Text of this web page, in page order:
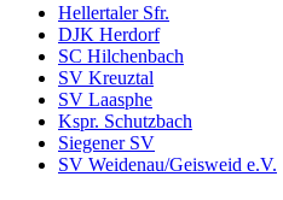
Hellertaler Sfr.
DJK Herdorf
SC Hilchenbach
SV Kreuztal
SV Laasphe
Kspr. Schutzbach
Siegener SV
SV Weidenau/Geisweid e.V.